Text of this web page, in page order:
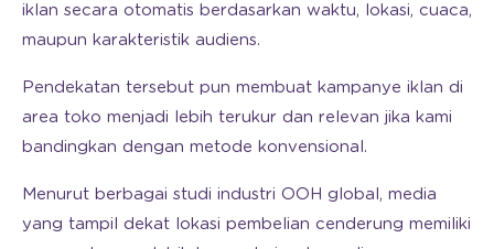
iklan secara otomatis berdasarkan waktu, lokasi, cuaca,
maupun karakteristik audiens.
Pendekatan tersebut pun membuat kampanye iklan di
area toko menjadi lebih terukur dan relevan jika kami
bandingkan dengan metode konvensional.
Menurut berbagai studi industri OOH global, media
yang tampil dekat lokasi pembelian cenderung memiliki